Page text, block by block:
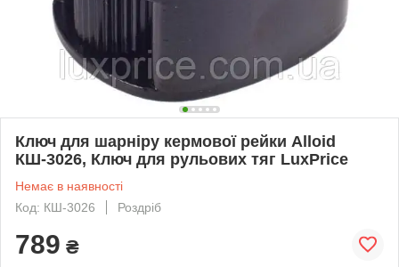
Ключ для шарніру кермової рейки Alloid
КШ-3026, Ключ для рульових тяг LuxPrice
Немає в наявності
Код: КШ-3026
Роздріб
789 ₴